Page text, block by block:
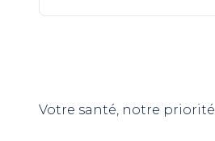
Votre santé, notre priorité